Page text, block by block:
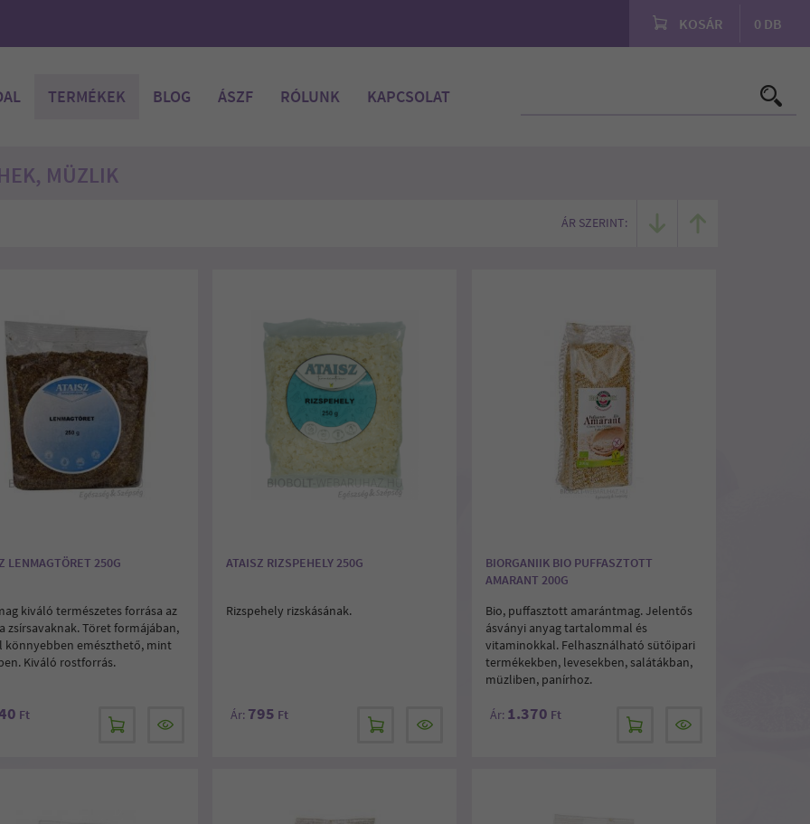
KOSÁR 0 DB
TERMÉKEK BLOG ÁSZF RÓLUNK KAPCSOLAT
MÜZLIK
ÁR SZERINT:
LENMAGTÖRET 250G
kiváló természetes forrása az
zsírsavaknak. Töret formájában,
könnyebben emészthető, mint
Kiváló rostforrás.
Ft
ATAISZ RIZSPEHELY 250G
Rizspehely rizskásának.
Ár: 795 Ft
BIORGANIIK BIO PUFFASZTOTT
AMARANT 200G
Bio, puffasztott amarántmag. Jelentős
ásványi anyag tartalommal és
vitaminokkal. Felhasználható sütőipari
termékekben, levesekben, salátákban,
müzliben, panírhoz.
Ár: 1.370 Ft